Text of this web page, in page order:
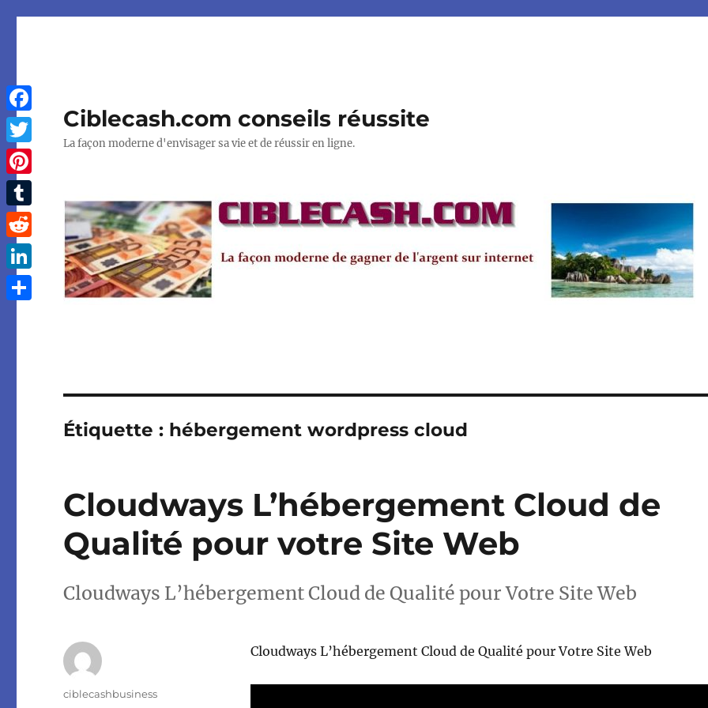
Ciblecash.com conseils réussite
La façon moderne d'envisager sa vie et de réussir en ligne.
Étiquette : hébergement wordpress cloud
Cloudways L’hébergement Cloud de
Qualité pour votre Site Web
Cloudways L’hébergement Cloud de Qualité pour Votre Site Web
Cloudways L’hébergement Cloud de Qualité pour Votre Site Web
Auteur
ciblecashbusiness
Facebook
Twitter
Pinterest
Tumblr
Reddit
LinkedIn